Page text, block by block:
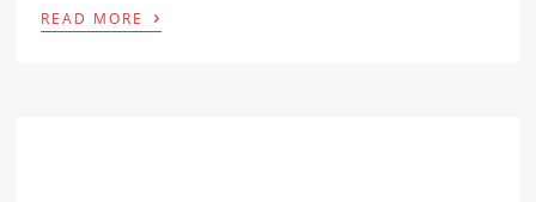
READ MORE ›